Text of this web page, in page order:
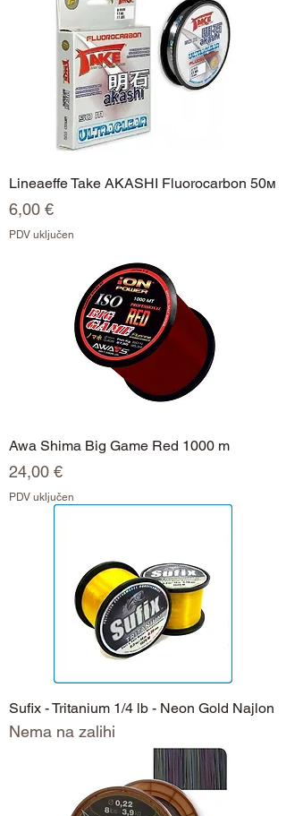
Lineaeffe Take AKASHI Fluorocarbon 50м
Cijena
6,00 €
PDV uključen
Awa Shima Big Game Red 1000 m
Cijena
24,00 €
PDV uključen
Sufix - Tritanium 1/4 lb - Neon Gold Najlon
Nema na zalihi